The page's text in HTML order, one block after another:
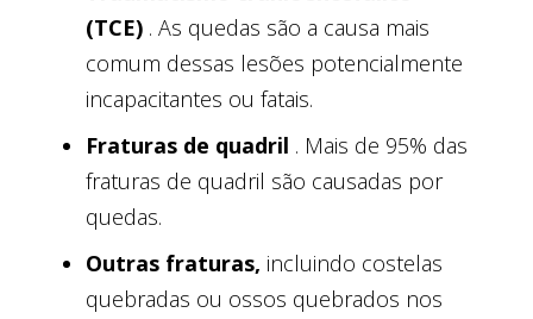
(TCE) . As quedas são a causa mais
comum dessas lesões potencialmente
incapacitantes ou fatais.
Fraturas de quadril . Mais de 95% das
fraturas de quadril são causadas por
quedas.
Outras fraturas, incluindo costelas
quebradas ou ossos quebrados nos